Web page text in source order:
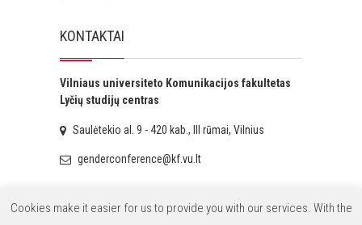
KONTAKTAI
Vilniaus universiteto Komunikacijos fakultetas
Lyčių studijų centras
Saulėtekio al. 9 - 420 kab., III rūmai, Vilnius
genderconference@kf.vu.lt
Cookies make it easier for us to provide you with our services. With the